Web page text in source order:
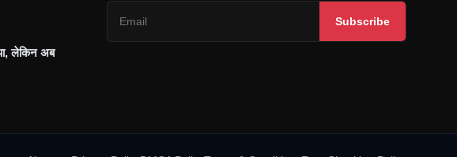
लेकिन अब
Subscribe